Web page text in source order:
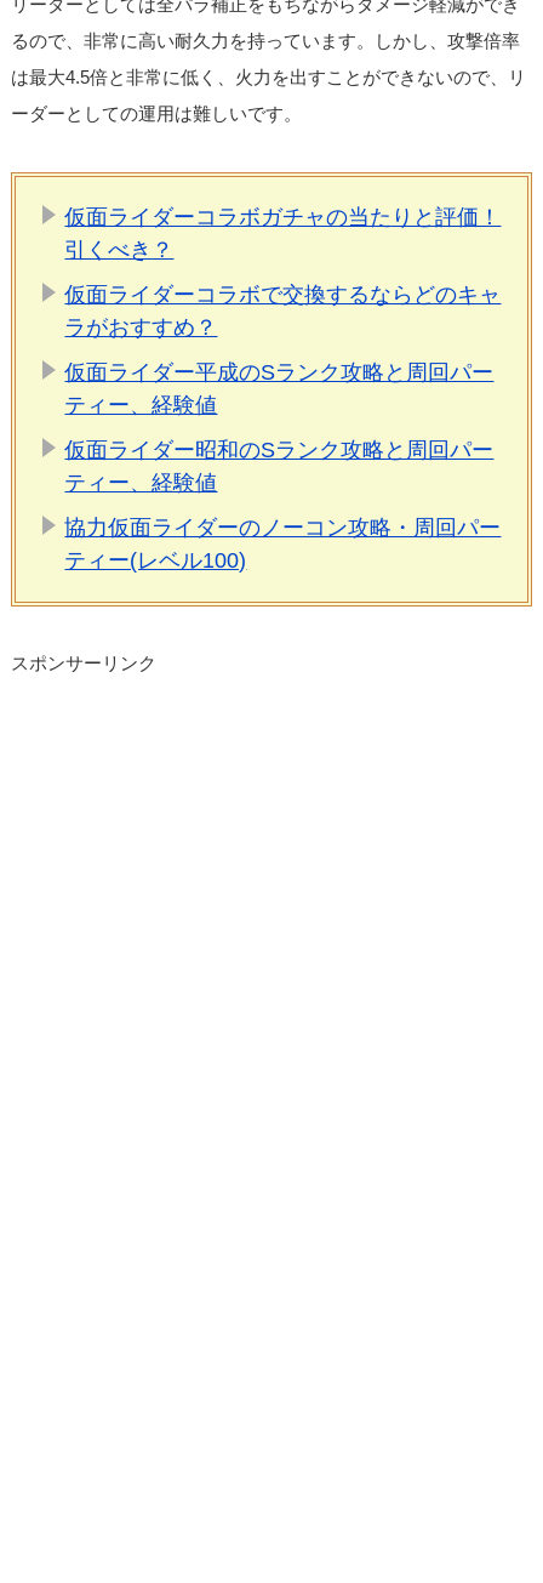
るので、非常に高い耐久力を持っています。しかし、攻撃倍率
は最大4.5倍と非常に低く、火力を出すことができないので、リ
ーダーとしての運用は難しいです。
仮面ライダーコラボガチャの当たりと評価！
引くべき？
仮面ライダーコラボで交換するならどのキャ
ラがおすすめ？
仮面ライダー平成のSランク攻略と周回パー
ティー、経験値
仮面ライダー昭和のSランク攻略と周回パー
ティー、経験値
協力仮面ライダーのノーコン攻略・周回パー
ティー(レベル100)
スポンサーリンク